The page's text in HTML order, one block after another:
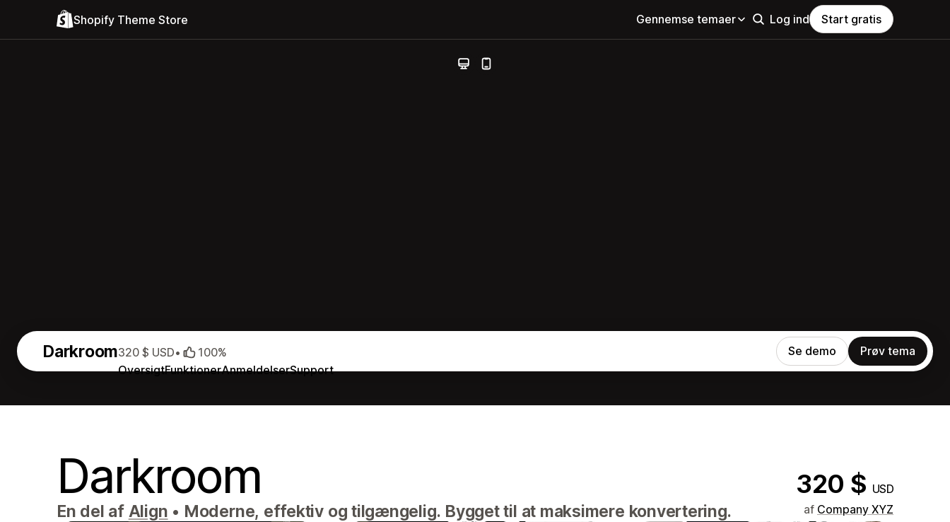
Shopify Theme Store Gennemse temaer Log ind Start gratis
Darkroom
OversigtFunktionerAnmeldelserSupport
320 $ USD• 100% Se demo Prøv tema
Darkroom 320 $ USD
En del af Align • Moderne, effektiv og tilgængelig. Bygget til at maksimere konvertering. af Company XYZ